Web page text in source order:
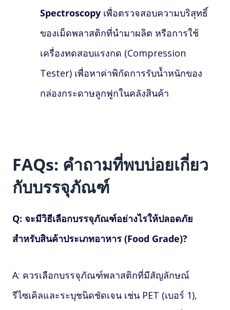
Spectroscopy เพื่อตรวจสอบความบริสุทธิ์
ของเม็ดพลาสติกที่นำมาผลิต หรือการใช้
เครื่องทดสอบแรงกด (Compression
Tester) เพื่อหาค่าพิกัดการรับน้ำหนักของ
กล่องกระดาษลูกฟูกในคลังสินค้า
FAQs: คำถามที่พบบ่อยเกี่ยว
กับบรรจุภัณฑ์
Q: จะมีวิธีเลือกบรรจุภัณฑ์อย่างไรให้ปลอดภัย
สำหรับสินค้าประเภทอาหาร (Food Grade)?
A: ควรเลือกบรรจุภัณฑ์พลาสติกที่มีสัญลักษณ์
รีไซเคิลและระบุชนิดชัดเจน เช่น PET (เบอร์ 1),